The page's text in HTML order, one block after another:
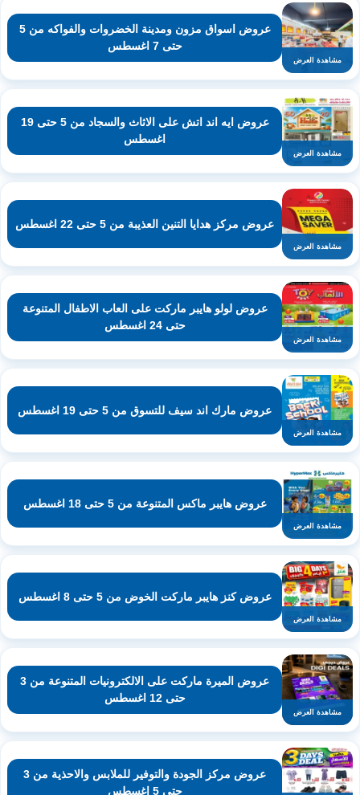
مشاهدة العرض
عروض اسواق مزون ومدينة الخضروات والفواكه من 5
حتى 7 اغسطس
مشاهدة العرض
عروض ايه اند اتش على الاثاث والسجاد من 5 حتى 19
اغسطس
مشاهدة العرض
عروض مركز هدايا التنين العذيبة من 5 حتى 22 اغسطس
مشاهدة العرض
عروض لولو هايبر ماركت على العاب الاطفال المتنوعة
حتى 24 اغسطس
مشاهدة العرض
عروض مارك اند سيف للتسوق من 5 حتى 19 اغسطس
مشاهدة العرض
عروض هايبر ماكس المتنوعة من 5 حتى 18 اغسطس
مشاهدة العرض
عروض كنز هايبر ماركت الخوض من 5 حتى 8 اغسطس
مشاهدة العرض
عروض الميرة ماركت على الالكترونيات المتنوعة من 3
حتى 12 اغسطس
عروض مركز الجودة والتوفير للملابس والاحذية من 3
حتى 5 اغسطس